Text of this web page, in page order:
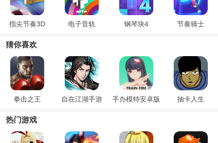
指尖节奏3D 电子音轨 钢琴块4 节奏骑士
猜你喜欢
拳击之王 自在江湖手游 手办模特安卓版 抽卡人生
热门游戏